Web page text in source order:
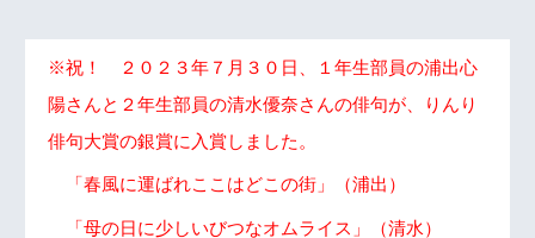
※祝！ ２０２３年７月３０日、１年生部員の浦出心
陽さんと２年生部員の清水優奈さんの俳句が、りんり
俳句大賞の銀賞に入賞しました。
「春風に運ばれここはどこの街」（浦出）
「母の日に少しいびつなオムライス」（清水）